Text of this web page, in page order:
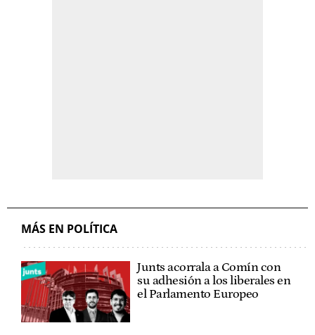
MÁS EN POLÍTICA
Junts acorrala a Comín con
su adhesión a los liberales en
el Parlamento Europeo